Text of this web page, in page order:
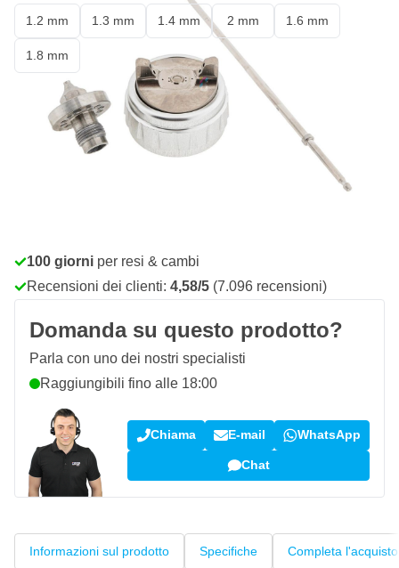
1.2 mm 1.3 mm 1.4 mm 2 mm 1.6 mm
1.8 mm
376,98€ incl. IVA
Aggiungi al Carrello
100 giorni per resi & cambi
Recensioni dei clienti: 4,58/5 (7.096 recensioni)
Domanda su questo prodotto?
Parla con uno dei nostri specialisti
Raggiungibili fino alle 18:00
Chiama E-mail WhatsApp
Chat
Informazioni sul prodotto Specifiche Completa l'acquisto